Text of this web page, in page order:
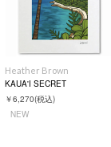
Heather Brown
KAUA'I SECRET
￥6,270(税込)
NEW